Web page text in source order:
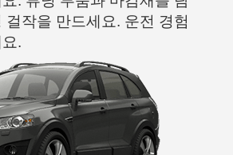
걸작을 만드세요. 운전 경험
.